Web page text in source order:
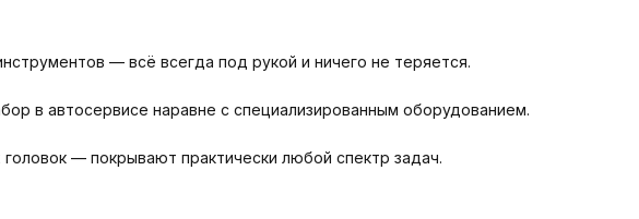
— всё всегда под рукой и ничего не теряется.
в автосервисе наравне с специализированным оборудованием.
— покрывают практически любой спектр задач.